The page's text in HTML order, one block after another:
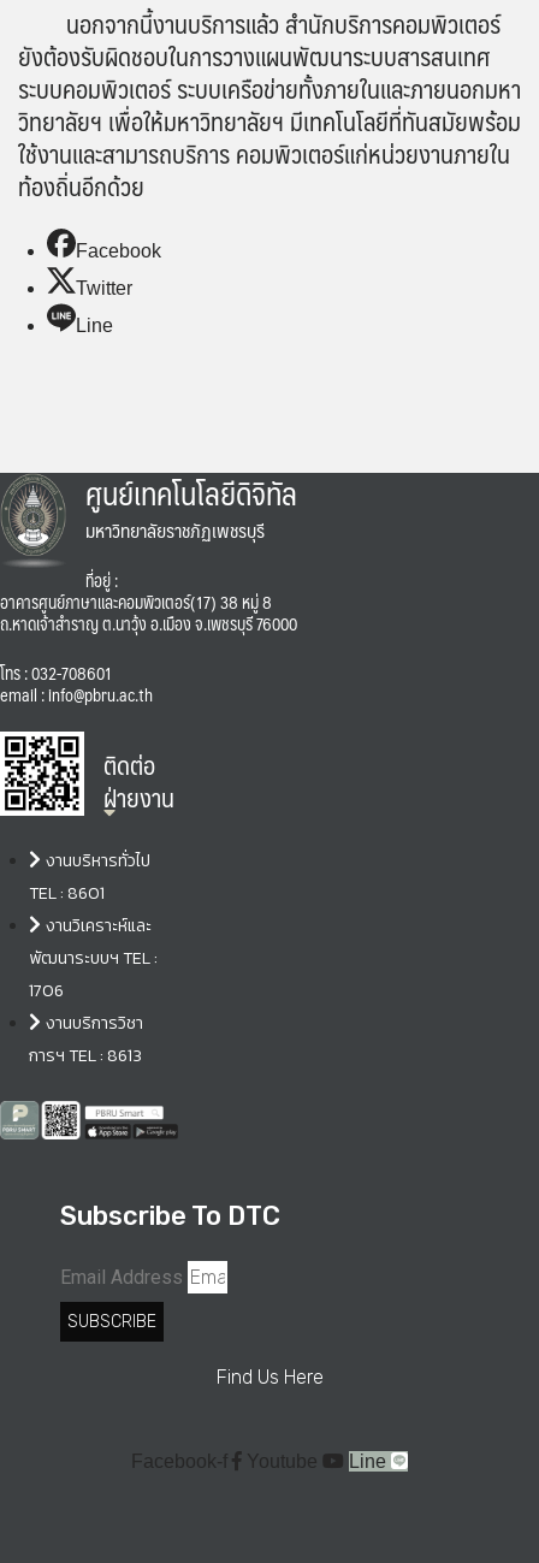
นอกจากนี้งานบริการแล้ว สำนักบริการคอมพิวเตอร์
ยังต้องรับผิดชอบในการวางแผนพัฒนาระบบสารสนเทศ
ระบบคอมพิวเตอร์ ระบบเครือข่ายทั้งภายในและภายนอกมหา
วิทยาลัยฯ เพื่อให้มหาวิทยาลัยฯ มีเทคโนโลยีที่ทันสมัยพร้อม
ใช้งานและสามารถบริการ คอมพิวเตอร์แก่หน่วยงานภายใน
ท้องถิ่นอีกด้วย
Facebook
Twitter
Line
ศูนย์เทคโนโลยีดิจิทัล
มหาวิทยาลัยราชภัฏเพชรบุรี
ที่อยู่ :
อาคารศูนย์ภาษาและคอมพิวเตอร์(17) 38 หมู่ 8
ถ.หาดเจ้าสำราญ ต.นาวุ้ง อ.เมือง จ.เพชรบุรี 76000
โทร : 032-708601
email : info@pbru.ac.th
ติดต่อ
ฝ่ายงาน
งานบริหารทั่วไป
TEL : 8601
งานวิเคราะห์และ
พัฒนาระบบฯ TEL :
1706
งานบริการวิชา
การฯ TEL : 8613
Subscribe To DTC
Email Address
SUBSCRIBE
Find Us Here
Facebook-f Youtube Line